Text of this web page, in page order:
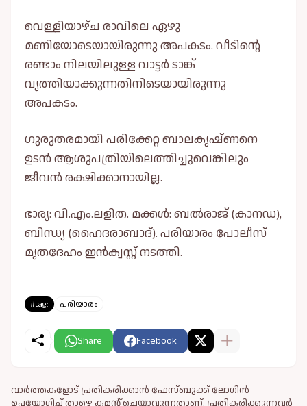
വെള്ളിയാഴ്ച രാവിലെ ഏഴു
മണിയോടെയായിരുന്നു അപകടം. വീടിന്റെ
രണ്ടാം നിലയിലുള്ള വാട്ടര്‍ ടാങ്ക്
വൃത്തിയാക്കുന്നതിനിടെയായിരുന്നു
അപകടം.
ഗുരുതരമായി പരിക്കേറ്റ ബാലകൃഷ്ണനെ
ഉടൻ ആശുപത്രിയിലെത്തിച്ചുവെങ്കിലും
ജീവൻ രക്ഷിക്കാനായില്ല.
ഭാര്യ: വി.എം.ലളിത. മക്കള്‍: ബല്‍രാജ് (കാനഡ),
ബിന്ധ്യ (ഹൈദരാബാദ്). പരിയാരം പോലീസ്
മൃതദേഹം ഇൻക്വസ്റ്റ് നടത്തി.
#tag: പരിയാരം
Share Facebook
വാർത്തകളോട് പ്രതികരിക്കാൻ ഫേസ്ബുക്ക് ലോഗിൻ